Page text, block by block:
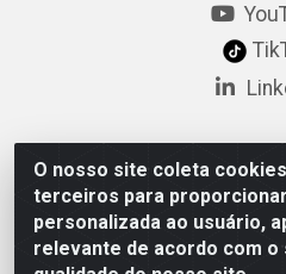
O nosso site coleta
terceiros para
personalizada ao usuário,
relevante de acordo com
Pulsar Tecnologia Industria
Lagrange, 132 - Socorro,
050 - CNPJ